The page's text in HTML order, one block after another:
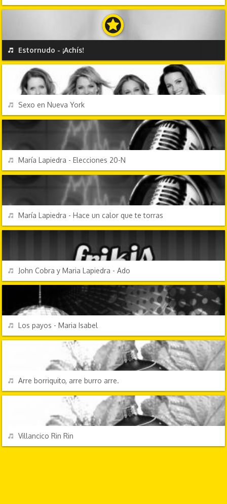
REPRODUCIR
Estornudo - ¡Achís!
REPRODUCIR
Sexo en Nueva York
REPRODUCIR
María Lapiedra - Elecciones 20-N
REPRODUCIR
María Lapiedra - Hace un calor que te torras
REPRODUCIR
John Cobra y Maria Lapiedra - Ado
REPRODUCIR
Los payos - Maria Isabel
REPRODUCIR
Arre borriquito, arre burro arre.
REPRODUCIR
Villancico Rin Rin